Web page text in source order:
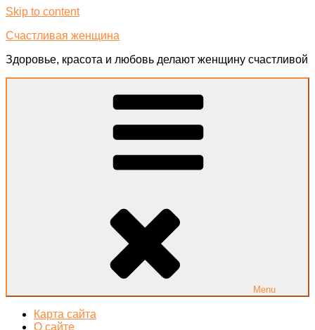
Skip to content
Счастливая женщина
Здоровье, красота и любовь делают женщину счастливой
Menu
Карта сайта
О сайте